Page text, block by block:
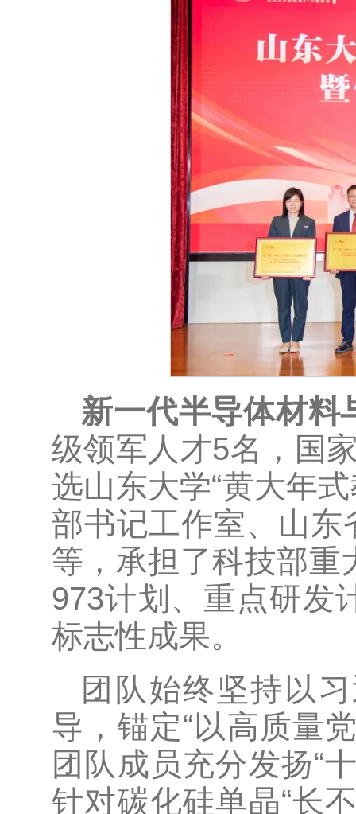
新一代半导体材料
级领军人才5名，国
选山东大学“黄大年
部书记工作室、山
等，承担了科技部重
973计划、重点研发
标志性成果。
团队始终坚持以
导，锚定“以高质量
团队成员充分发扬“
针对碳化硅单晶“长